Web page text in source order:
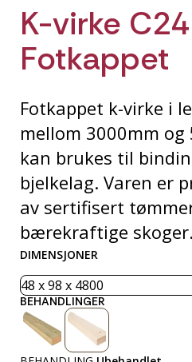
K-virke C24
Fotkappet
Fotkappet k-virke i
mellom 3000mm og
kan brukes til
bjelkelag. Varen er
av sertifisert
bærekraftige skoger.
DIMENSJONER
BEHANDLINGER